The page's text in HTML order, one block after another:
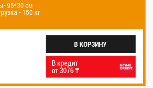
95*30 см
- 150 кг
В КОРЗИНУ
В кредит
от 3076 ₸